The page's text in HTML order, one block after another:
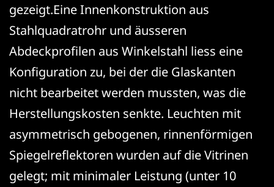
gezeigt.Eine Innenkonstruktion aus
Stahlquadratrohr und äusseren
Abdeckprofilen aus Winkelstahl liess eine
Konfiguration zu, bei der die Glaskanten
nicht bearbeitet werden mussten, was die
Herstellungskosten senkte. Leuchten mit
asymmetrisch gebogenen, rinnenförmigen
Spiegelreflektoren wurden auf die Vitrinen
gelegt; mit minimaler Leistung (unter 10